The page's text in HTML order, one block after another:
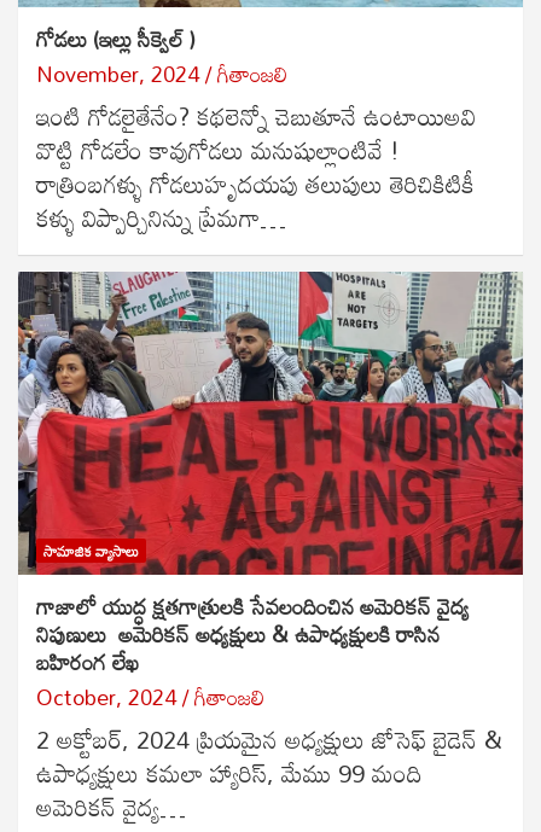
గోడలు (ఇల్లు సీక్వెల్ )
November, 2024 గీతాంజలి
ఇంటి గోడలైతేనేం? కథలెన్నో చెబుతూనే ఉంటాయిఅవి
వొట్టి గోడలేం కావుగోడలు మనుషుల్లాంటివే !
రాత్రింబగళ్ళు గోడలుహృదయపు తలుపులు తెరిచికిటికీ
కళ్ళు విప్పార్చినిన్ను ప్రేమగా…
సామాజిక వ్యాసాలు
గాజాలో యుద్ధ క్షతగాత్రులకి సేవలందించిన అమెరికన్ వైద్య
నిపుణులు అమెరికన్ అధ్యక్షులు & ఉపాధ్యక్షులకి రాసిన
బహిరంగ లేఖ
October, 2024 గీతాంజలి
2 అక్టోబర్, 2024 ప్రియమైన అధ్యక్షులు జోసెఫ్ బైడెన్ &
ఉపాధ్యక్షులు కమలా హ్యారిస్, మేము 99 మంది
అమెరికన్ వైద్య…